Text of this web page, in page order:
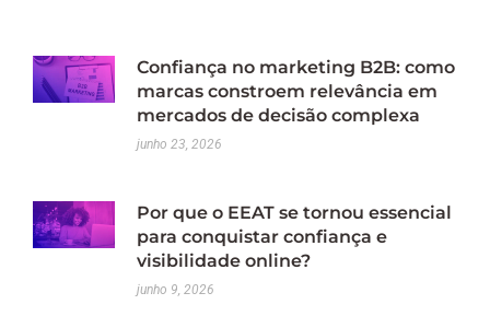
Confiança no marketing B2B: como
marcas constroem relevância em
mercados de decisão complexa
junho 23, 2026
Por que o EEAT se tornou essencial
para conquistar confiança e
visibilidade online?
junho 9, 2026